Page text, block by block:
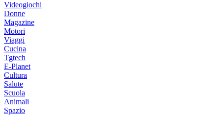
Videogiochi
Donne
Magazine
Motori
Viaggi
Cucina
Tgtech
E-Planet
Cultura
Salute
Scuola
Animali
Spazio